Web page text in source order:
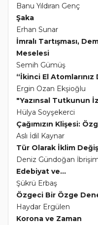
Banu Yıldıran Genç
Şaka
Erhan Sunar
İmralı Tartışması,
Meselesi
Semih Gümüş
“İkinci El Atomlarınız
Ergin Ozan Ekşioğlu
"Yazınsal Tutkunun
Hülya Soyşekerci
Çağımızın Klişesi:
Aslı İdil Kaynar
Tür Olarak İklim
Deniz Gündoğan
Edebiyat ve...
Şükrü Erbaş
Özgeci Bir Özge
Haydar Ergülen
Korona ve Zaman